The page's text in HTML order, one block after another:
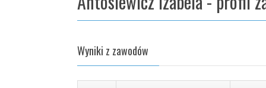
Wyniki z zawodów